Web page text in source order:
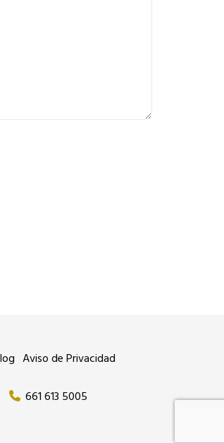
Aviso de Privacidad
661 613 5005